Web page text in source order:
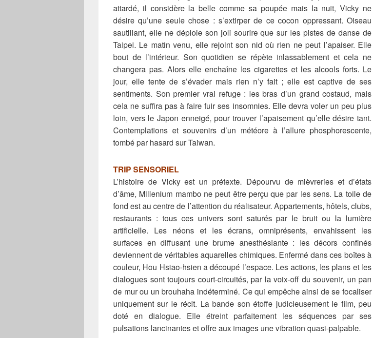
attardé, il considère la belle comme sa poupée mais la nuit, Vicky ne
désire qu’une seule chose : s’extirper de ce cocon oppressant. Oiseau
sautillant, elle ne déploie son joli sourire que sur les pistes de danse de
Taipei. Le matin venu, elle rejoint son nid où rien ne peut l’apaiser. Elle
bout de l’intérieur. Son quotidien se répète inlassablement et cela ne
changera pas. Alors elle enchaîne les cigarettes et les alcools forts. Le
jour, elle tente de s’évader mais rien n’y fait ; elle est captive de ses
sentiments. Son premier vrai refuge : les bras d’un grand costaud, mais
cela ne suffira pas à faire fuir ses insomnies. Elle devra voler un peu plus
loin, vers le Japon enneigé, pour trouver l’apaisement qu’elle désire tant.
Contemplations et souvenirs d’un météore à l’allure phosphorescente,
tombé par hasard sur Taiwan.
TRIP SENSORIEL
L’histoire de Vicky est un prétexte. Dépourvu de mièvreries et d’états
d’âme, Millenium mambo ne peut être perçu que par les sens. La toile de
fond est au centre de l’attention du réalisateur. Appartements, hôtels, clubs,
restaurants : tous ces univers sont saturés par le bruit ou la lumière
artificielle. Les néons et les écrans, omniprésents, envahissent les
surfaces en diffusant une brume anesthésiante : les décors confinés
deviennent de véritables aquarelles chimiques. Enfermé dans ces boîtes à
couleur, Hou Hsiao-hsien a découpé l’espace. Les actions, les plans et les
dialogues sont toujours court-circuités, par la voix-off du souvenir, un pan
de mur ou un brouhaha indéterminé. Ce qui empêche ainsi de se focaliser
uniquement sur le récit. La bande son étoffe judicieusement le film, peu
doté en dialogue. Elle étreint parfaitement les séquences par ses
pulsations lancinantes et offre aux images une vibration quasi-palpable.